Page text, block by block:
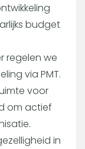
budget
regelen we
via PMT.
voor
om actief
in